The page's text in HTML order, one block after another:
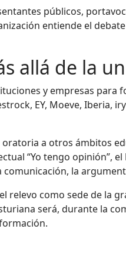
públicos,
entiende el
allá de la
y empresas
EY, Moeve, Iberia,
a otros ámbitos
“Yo tengo
la
relevo como sede de la
será, durante la